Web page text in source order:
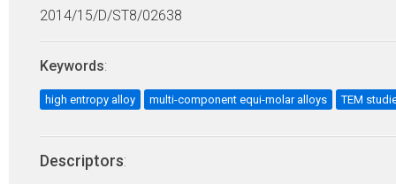
2014/15/D/ST8/02638
Keywords:
high entropy alloy multi-component equi-molar alloys TEM
Descriptors: